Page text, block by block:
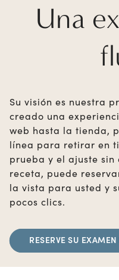
Una
Su visión es nuestra
creado una
web hasta la tienda,
línea para retirar en
prueba y el ajuste sin
receta, puede
la vista para usted y
pocos clics.
RESERVE SU